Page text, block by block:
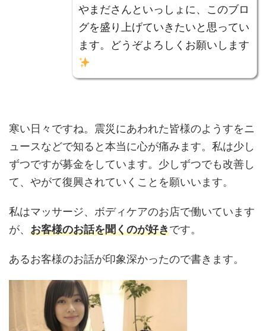
やまださんといっしょに、このブロ
グを盛り上げていきたいと思ってい
ます。どうぞよろしくお願いします
寒い日々ですね。震災にあわれた皆様のようすをニ
ュースなどで知ると本当に心が痛みます。私は少し
ずつですが募金をしています。少しずつでも改善し
て、やがて復興されていくことを願いいます。
私はマッサージ、ボディケアのお店で働いています
が、 お客様のお話を聞くのが好きです。
あるお客様のお話が印象深かったので書きます。